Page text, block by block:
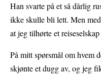
Han svarte på et så dårlig
ikke skulle bli lett. Men
at jeg tilhørte et
På mitt spørsmål om hvem
skjønte et dugg av, og jeg